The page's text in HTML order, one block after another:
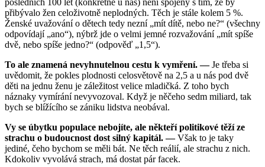
posledních 100 let (konkrétně u nás) není spojený s tím, že by
přibývalo žen celoživotně neplodných. Těch je stále kolem 5 %.
Ženské uvažování o dětech tedy nezní „mít dítě, nebo ne?“ (všechny
odpovídají „ano“), nýbrž jde o velmi jemné rozvažování „mít spíše
dvě, nebo spíše jedno?“ (odpověď „1,5“).
To ale znamená nevyhnutelnou cestu k vymření. —Je třeba si
uvědomit, že pokles plodnosti celosvětově na 2,5 a u nás pod dvě
děti na jednu ženu je záležitost velice mladičká. Z toho bych
náznaky vymírání nevyvozoval. Když je něčeho sedm miliard, tak
bych se blížícího se zániku lidstva neobával.
Vy se úbytku populace nebojíte, ale někteří politikové těží ze
strachu o budoucnost dost silný kapitál. —Však to je taky
jediné, čeho bychom se měli bát. Ne těch reálií, ale strachu z nich.
Kdokoliv vyvolává strach, má dostat pár facek.